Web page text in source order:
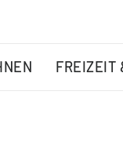
FREIZEIT